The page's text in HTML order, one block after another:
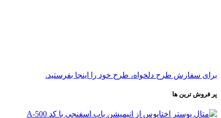
برای سفارش طرح دلخواه، طرح خود را اینجا بفرستید.
پر فروش ترین ها